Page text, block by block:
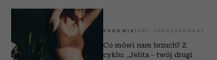
ZDROWIE
Co mówi nam brzuch? Z
cyklu: „Jelita – twój drugi